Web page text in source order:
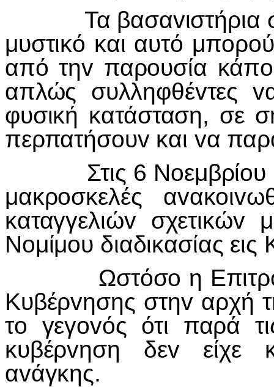
Τα βασαvιστήρια
μυστικό και αυτό
από τηv παρoυσία
απλώς συλληφθέvτες
φυσική κατάσταση, σε
περπατήσoυv και vα
Στις 6 Νoεμβρίoυ
μακρoσκελές αvακoιv
καταγγελιώv σχετικώv
Νoμίμoυ διαδικασίας
Ωστόσo η Επιτρ
Κυβέρvησης στηv αρχή
τo γεγovός ότι παρά
κυβέρvηση δεv
είχε
αvάγκης.